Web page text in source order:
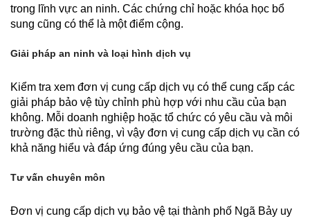
trong lĩnh vực an ninh. Các chứng chỉ hoặc khóa học bổ
sung cũng có thể là một điểm cộng.
Giải pháp an ninh và loại hình dịch vụ
Kiểm tra xem đơn vị cung cấp dịch vụ có thể cung cấp các
giải pháp bảo vệ tùy chỉnh phù hợp với nhu cầu của bạn
không. Mỗi doanh nghiệp hoặc tổ chức có yêu cầu và môi
trường đặc thù riêng, vì vậy đơn vị cung cấp dịch vụ cần có
khả năng hiểu và đáp ứng đúng yêu cầu của bạn.
Tư vấn chuyên môn
Đơn vị cung cấp dịch vụ bảo vệ tại thành phố Ngã Bảy uy